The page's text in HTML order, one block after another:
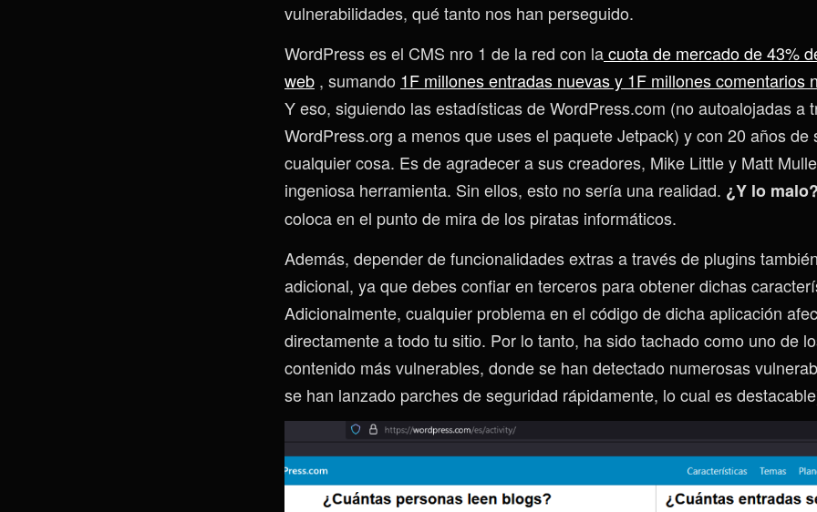
vulnerabilidades, qué tanto nos han perseguido.
WordPress es el CMS nro 1 de la red con lacuota de mercado de 43%
web , sumando 1F millones entradas nuevas y 1F millones comentarios
Y eso, siguiendo las estadísticas de WordPress.com (no autoalojadas a
WordPress.org a menos que uses el paquete Jetpack) y con 20 años de
cualquier cosa. Es de agradecer a sus creadores, Mike Little y Matt
ingeniosa herramienta. Sin ellos, esto no sería una realidad. ¿Y lo
coloca en el punto de mira de los piratas informáticos.
Además, depender de funcionalidades extras a través de plugins
adicional, ya que debes confiar en terceros para obtener dichas
Adicionalmente, cualquier problema en el código de dicha aplicación
directamente a todo tu sitio. Por lo tanto, ha sido tachado como uno de
contenido más vulnerables, donde se han detectado numerosas
se han lanzado parches de seguridad rápidamente, lo cual es